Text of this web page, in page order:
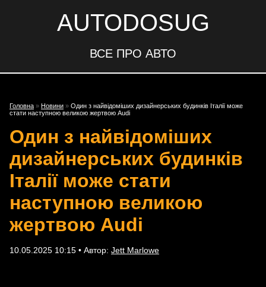
AUTODOSUG
ВСЕ ПРО АВТО
Головна » Новини » Один з найвідоміших дизайнерських будинків Італії може
стати наступною великою жертвою Audi
Один з найвідоміших
дизайнерських будинків
Італії може стати
наступною великою
жертвою Audi
10.05.2025 10:15 • Автор: Jett Marlowe